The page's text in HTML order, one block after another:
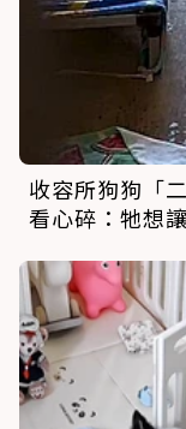
收容所狗狗「
看心碎：牠想